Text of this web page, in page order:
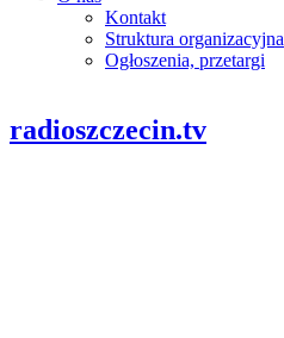
Kontakt
Struktura organizacyjna
Ogłoszenia, przetargi
radioszczecin.tv